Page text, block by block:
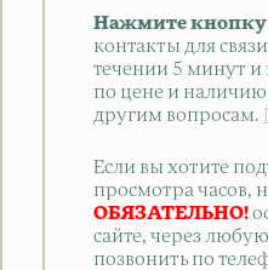
Нажмите кнопку
контакты для
течении 5 минут и
по цене и
другим вопросам.
Если вы хотите
просмотра часов,
ОБЯЗАТЕЛЬНО!
сайте, через
позвонить по